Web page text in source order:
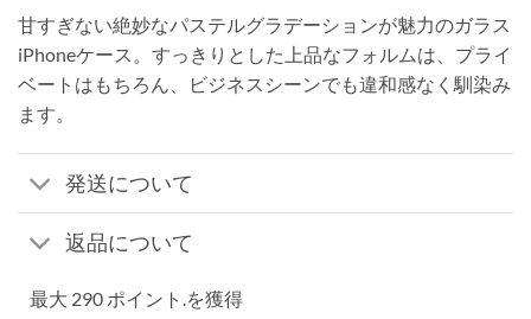
甘すぎない絶妙なパステルグラデーションが魅力のガラス
iPhoneケース。すっきりとした上品なフォルムは、プライ
ベートはもちろん、ビジネスシーンでも違和感なく馴染み
ます。
発送について
返品について
最大 290 ポイント.を獲得